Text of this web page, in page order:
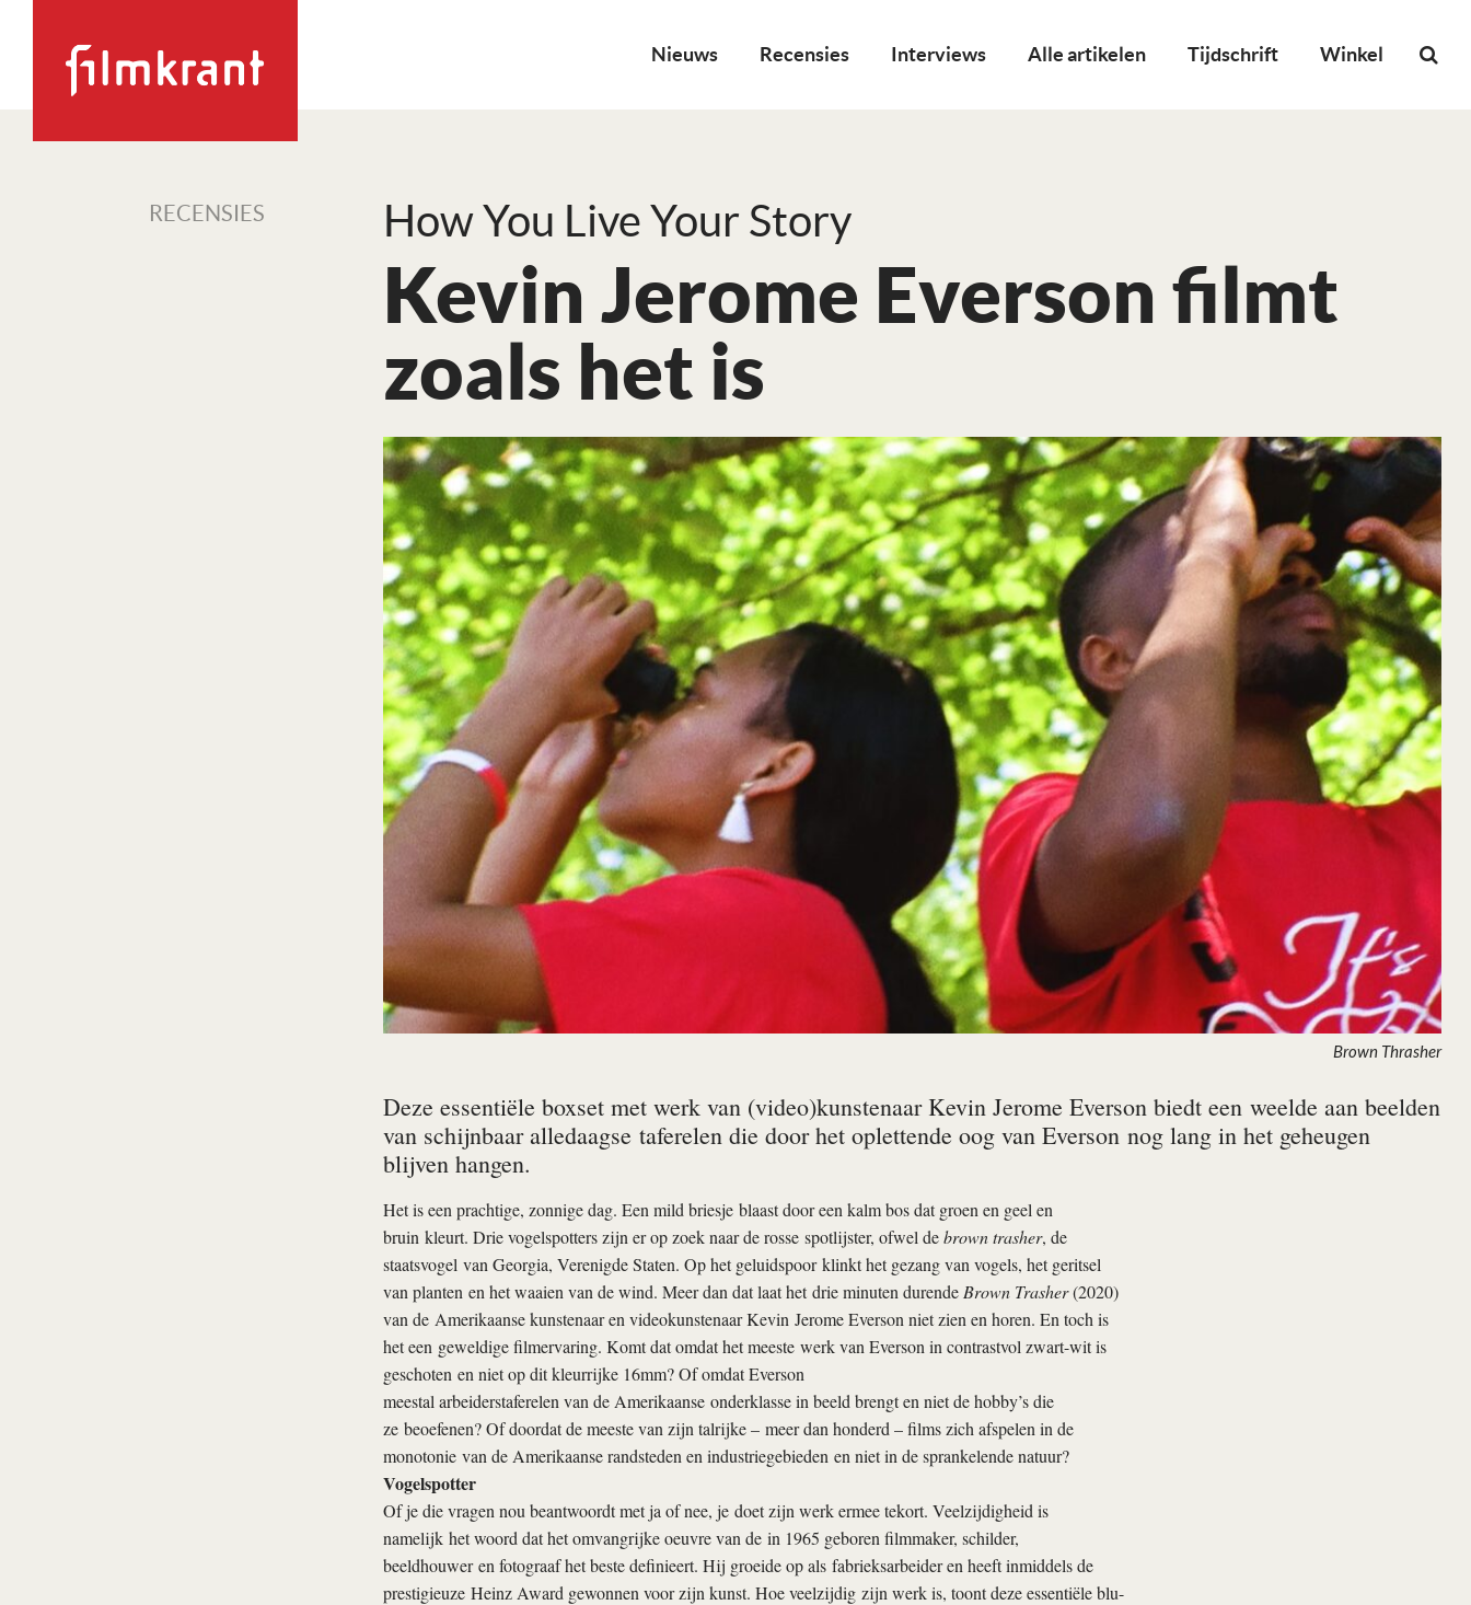
Nieuws Recensies Interviews Alle artikelen Tijdschrift Winkel
RECENSIES How You Live Your Story
Kevin Jerome Everson filmt
zoals het is
Brown Thrasher
Deze essentiële boxset met werk van (video)kunstenaar Kevin Jerome Everson biedt een weelde aan beelden
van schijnbaar alledaagse taferelen die door het oplettende oog van Everson nog lang in het geheugen
blijven hangen.
Het is een prachtige, zonnige dag. Een mild briesje blaast door een kalm bos dat groen en geel en
bruin kleurt. Drie vogelspotters zijn er op zoek naar de rosse spotlijster, ofwel debrown trasher, de
staatsvogel van Georgia, Verenigde Staten. Op het geluidspoor klinkt het gezang van vogels, het geritsel
van planten en het waaien van de wind. Meer dan dat laat het drie minuten durende Brown Trasher(2020)
van de Amerikaanse kunstenaar en videokunstenaar Kevin Jerome Everson niet zien en horen. En toch is
het een geweldige filmervaring. Komt dat omdat het meeste werk van Everson in contrastvol zwart-wit is
geschoten en niet op dit kleurrijke 16mm? Of omdat Everson
meestal arbeiderstaferelen van de Amerikaanse onderklasse in beeld brengt en niet de hobby’s die
ze beoefenen? Of doordat de meeste van zijn talrijke – meer dan honderd – films zich afspelen in de
monotonie van de Amerikaanse randsteden en industriegebieden en niet in de sprankelende natuur?
Vogelspotter
Of je die vragen nou beantwoordt met ja of nee, je doet zijn werk ermee tekort. Veelzijdigheid is
namelijk het woord dat het omvangrijke oeuvre van de in 1965 geboren filmmaker, schilder,
beeldhouwer en fotograaf het beste definieert. Hij groeide op als fabrieksarbeider en heeft inmiddels de
prestigieuze Heinz Award gewonnen voor zijn kunst. Hoe veelzijdig zijn werk is, toont deze essentiële blu-